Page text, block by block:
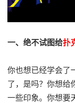
一、绝不试图给扑
你也想已经学会了
了，是吗？你想给
一些印象。你想要